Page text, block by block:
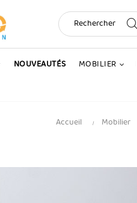
NOUVEAUTÉS MOBILIER
Accueil Mobilier